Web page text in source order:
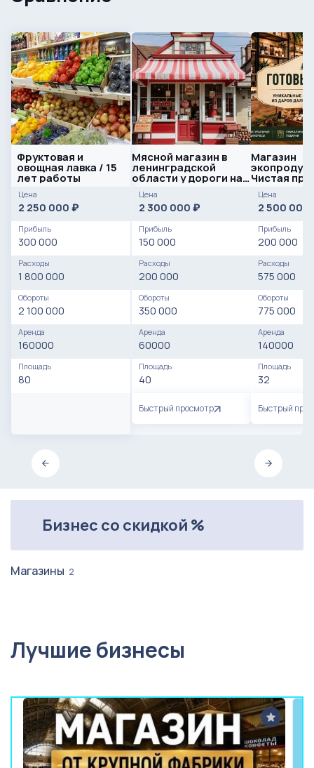
Фруктовая и
овощная лавка / 15
лет работы
Цена
2 250 000 ₽
Прибыль
300 000
Расходы
1 800 000
Обороты
2 100 000
Аренда
160000
Площадь
80
Мясной магазин в
ленинградской
области у дороги на
высоком трафике
Цена
2 300 000 ₽
Прибыль
150 000
Расходы
200 000
Обороты
350 000
Аренда
60000
Площадь
40
Быстрый просмотр
Магазин
Чистая
000 руб.
Цена
2 500 000
Прибыль
200 000
Расходы
575 000
Обороты
775 000
Аренда
140000
Площадь
32
Быстрый
Бизнес со скидкой %
Магазины 2
Лучшие бизнесы